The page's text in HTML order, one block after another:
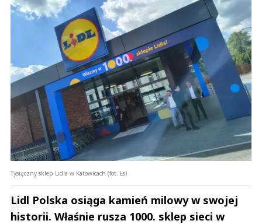
Tysięczny sklep Lidla w Katowicach (fot. Łs)
Lidl Polska osiąga kamień milowy w swojej
historii. Właśnie rusza 1000. sklep sieci w